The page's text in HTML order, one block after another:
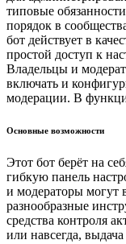
типовые
порядок в
бот действует в
простой доступ к
Владельцы и
включать и
модерации. В
Основные возможности
Этот бот берёт на
гибкую панель
и модераторы могут
разнообразные
средства контроля
или навсегда,